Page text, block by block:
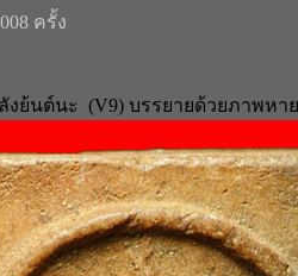
ครั้ง
งย้นต์นะ (V9) บรรยายด้วยภาพหา